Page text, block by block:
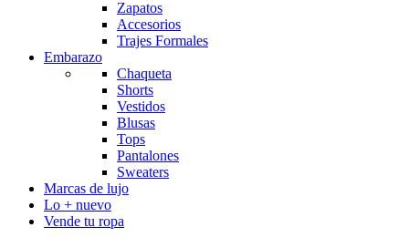
Zapatos
Accesorios
Trajes Formales
Embarazo
Chaqueta
Shorts
Vestidos
Blusas
Tops
Pantalones
Sweaters
Marcas de lujo
Lo + nuevo
Vende tu ropa